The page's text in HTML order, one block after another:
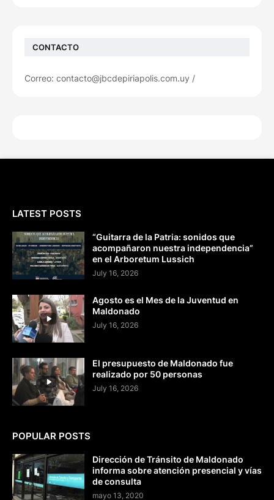
CONTACTO
Correo: contacto@jbcdepiriapolis.com.uy /
LATEST POSTS
“Guitarra de la Patria: sonidos que
acompañaron nuestra independencia”
en el Arboretum Lussich
July 16, 2026
Agosto es el Mes de la Juventud en
Maldonado
July 16, 2026
El presupuesto de Maldonado fue
realizado por 50 personas
July 16, 2026
POPULAR POSTS
Dirección de Tránsito de Maldonado
informa sobre atención presencial y vías
de consulta
mayo 13, 2020